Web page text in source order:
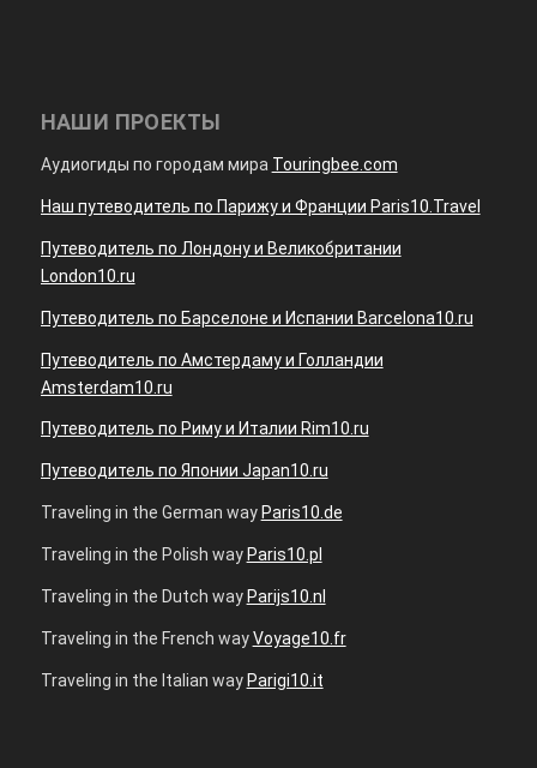
НАШИ ПРОЕКТЫ
Аудиогиды по городам мира Touringbee.com
Наш путеводитель по Парижу и Франции Paris10.Travel
Путеводитель по Лондону и Великобритании
London10.ru
Путеводитель по Барселоне и Испании Barcelona10.ru
Путеводитель по Амстердаму и Голландии
Amsterdam10.ru
Путеводитель по Риму и Италии Rim10.ru
Путеводитель по Японии Japan10.ru
Traveling in the German way Paris10.de
Traveling in the Polish way Paris10.pl
Traveling in the Dutch way Parijs10.nl
Traveling in the French wayVoyage10.fr
Traveling in the Italian way Parigi10.it